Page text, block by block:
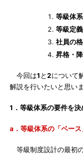
等級体
等級定
社員の
昇格・
今回は1 と2について
解説を行いたいと思いま
1．等級体系の要件を決
a．等級体系の「ベー
等級制度設計の最初